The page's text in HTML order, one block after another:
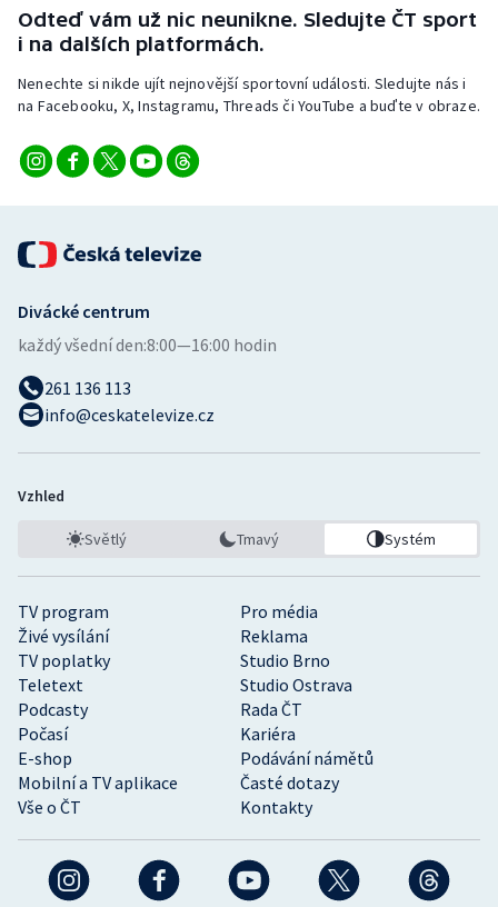
Stolní tenis
Triatlon
Veslování
Volejbal
Ostatní
Odteď vám už nic neunikne. Sledujte ČT sport
i na dalších platformách.
Nenechte si nikde ujít nejnovější sportovní události. Sledujte nás i
na Facebooku, X, Instagramu, Threads či YouTube a buďte v obraze.
TV program
Pro média
Živé vysílání
Reklama
TV poplatky
Studio Brno
Teletext
Studio Ostrava
Podcasty
Rada ČT
Počasí
Kariéra
E-shop
Podávání námětů
Mobilní a TV aplikace
Časté dotazy
Vše o ČT
Kontakty
Divácké centrum
každý všední den:8:00—16:00 hodin
261 136 113
info@ceskatelevize.cz
Vzhled
Světlý Tmavý Systém